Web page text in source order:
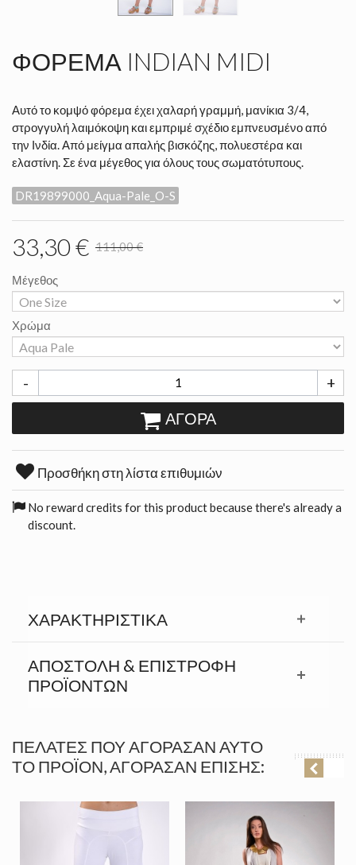
ΦΌΡΕΜΑ INDIAN MIDI
Αυτό το κομψό φόρεμα έχει χαλαρή γραμμή, μανίκια 3/4,
στρογγυλή λαιμόκοψη και εμπριμέ σχέδιο εμπνευσμένο από
την Ινδία. Από μείγμα απαλής βισκόζης, πολυεστέρα και
ελαστίνη. Σε ένα μέγεθος για όλους τους σωματότυπους.
DR19899000_Aqua-Pale_O-S
33,30 € 111,00 €
Μέγεθος
Χρώμα
- +
ΑΓΟΡΆ
Προσθήκη στη λίστα επιθυμιών
No reward credits for this product because there's already a
discount.
ΧΑΡΑΚΤΗΡΙΣΤΙΚΆ
ΑΠΟΣΤΟΛΉ & ΕΠΙΣΤΡΟΦΉ
ΠΡΟΪΟΝΤΩΝ
ΠΕΛΆΤΕΣ ΠΟΥ ΑΓΌΡΑΣΑΝ ΑΥΤΌ
ΤΟ ΠΡΟΪΌΝ, ΑΓΌΡΑΣΑΝ ΕΠΊΣΗΣ: